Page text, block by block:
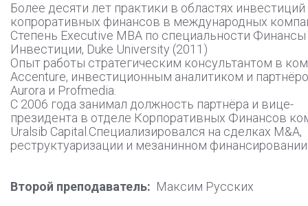
Более десяти лет практики в областях инвестиций
копроративных финансов в международных
Степень Executive MBA по специальности Финансы
Инвестиции, Duke University (2011)
Опыт работы стратегическим консультантом в
Accenture, инвестиционным аналитиком и
Aurora и Profmedia.
С 2006 года занимал должность партнёра и вице-
президента в отделе Корпоративных Финансов
Uralsib Capital.Специализировался на сделках M&A,
реструктуаризации и мезанинном
Второй преподаватель: Максим Русских